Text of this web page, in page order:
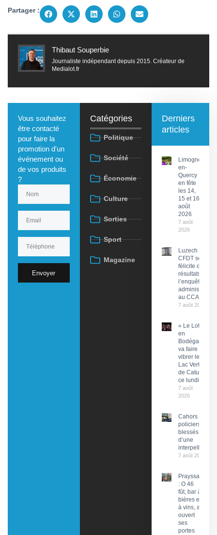
Partager :
Thibaut Souperbie
Journaliste indépendant depuis 2015. Créateur de
Medialot.fr
Vous souhaitez
être contacté
pour faire la
promotion d'un
événement ou
de vos produits
?
Envoyer
Catégories
Politique
Société
Économie
Culture
Sorties
Sport
Magazine
Derniers
articles
Limogne-
en-
Quercy
en fête
les 14,
15 et 16
août
2026
7 août
2026
Luzech : La
CFDT se
félicite des
résultats de
l’enquête
administrative
au CCAS
7 août 2026
« Le Lot
en
Bodéga »
va faire
vibrer le
Lac Vert
de Catus
ce lundi
7 août
2026
Cahors : Des
policiers
blessés lors
d’une
interpellation
7 août 2026
Prayssac
: O 46
fût, bar à
bières et
à vins, a
ouvert
ses
portes